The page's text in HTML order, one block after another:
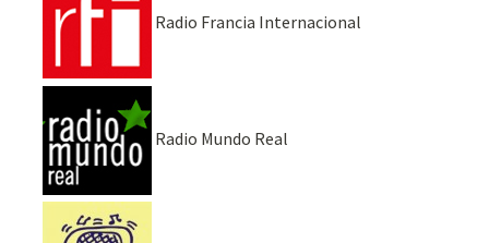
Radio Francia Internacional
Radio Mundo Real